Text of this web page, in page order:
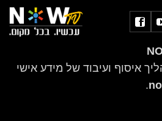
איסוף ועיבוד של מידע אישי
.